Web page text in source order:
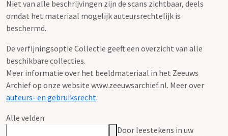
Niet van alle beschrijvingen zijn de scans zichtbaar, deels
omdat het materiaal mogelijk auteursrechtelijk is
beschermd.
De verfijningsoptie Collectie geeft een overzicht van alle
beschikbare collecties.
Meer informatie over het beeldmateriaal in het Zeeuws
Archief op onze website www.zeeuwsarchief.nl. Meer over
auteurs- en gebruiksrecht.
Alle velden
Door leestekens in uw